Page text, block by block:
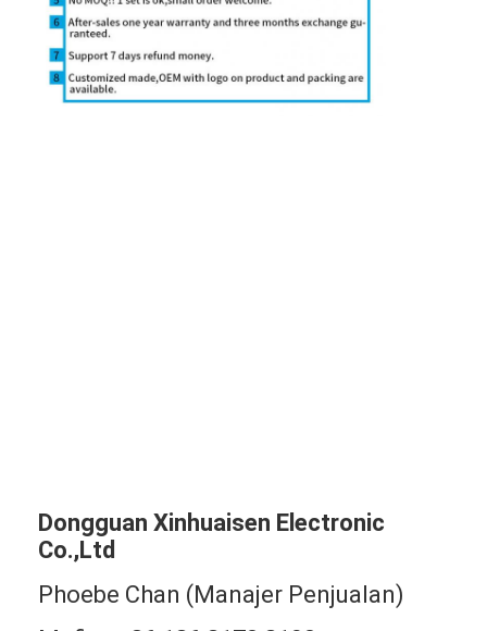
Dongguan Xinhuaisen Electronic
Co.,Ltd
Phoebe Chan (Manajer Penjualan)